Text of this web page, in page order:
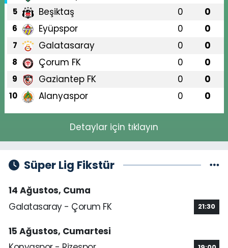
5 Beşiktaş 0 0
6 Eyüpspor 0 0
7 Galatasaray 0 0
8 Çorum FK 0 0
9 Gaziantep FK 0 0
10 Alanyaspor 0 0
Detaylar için tıklayın
Süper Lig Fikstür
14 Ağustos, Cuma
Galatasaray - Çorum FK
21:30
15 Ağustos, Cumartesi